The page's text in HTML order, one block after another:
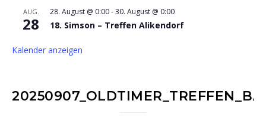
AUG.
28
28. August @ 0:00-30. August @ 0:00
18. Simson – Treffen Alikendorf
Kalender anzeigen